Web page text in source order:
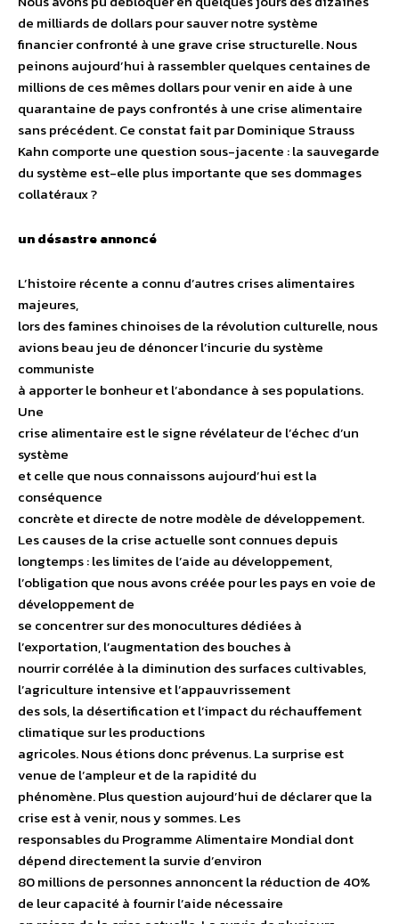
de milliards de dollars pour sauver notre système
financier confronté à une grave crise structurelle. Nous
peinons aujourd’hui à rassembler quelques centaines de
millions de ces mêmes dollars pour venir en aide à une
quarantaine de pays confrontés à une crise alimentaire
sans précédent. Ce constat fait par Dominique Strauss
Kahn comporte une question sous-jacente : la sauvegarde
du système est-elle plus importante que ses dommages
collatéraux ?
un désastre annoncé
L’histoire récente a connu d’autres crises alimentaires
majeures,
lors des famines chinoises de la révolution culturelle, nous
avions beau jeu de dénoncer l’incurie du système
communiste
à apporter le bonheur et l’abondance à ses populations.
Une
crise alimentaire est le signe révélateur de l’échec d’un
système
et celle que nous connaissons aujourd’hui est la
conséquence
concrète et directe de notre modèle de développement.
Les causes de la crise actuelle sont connues depuis
longtemps : les limites de l’aide au développement,
l’obligation que nous avons créée pour les pays en voie de
développement de
se concentrer sur des monocultures dédiées à
l’exportation, l’augmentation des bouches à
nourrir corrélée à la diminution des surfaces cultivables,
l’agriculture intensive et l’appauvrissement
des sols, la désertification et l’impact du réchauffement
climatique sur les productions
agricoles. Nous étions donc prévenus. La surprise est
venue de l’ampleur et de la rapidité du
phénomène. Plus question aujourd’hui de déclarer que la
crise est à venir, nous y sommes. Les
responsables du Programme Alimentaire Mondial dont
dépend directement la survie d’environ
80 millions de personnes annoncent la réduction de 40%
de leur capacité à fournir l’aide nécessaire